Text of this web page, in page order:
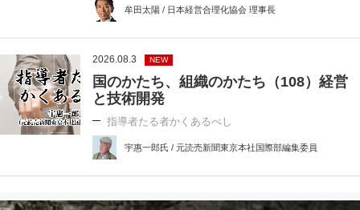
牟田太陽 / 日本経営合理化協会 理事長
2026.08.3 NEW
国のかたち、組織のかたち（108）経営
と技術開発
指導者たる者かくあるべし
宇惠一郎氏 / 元読売新聞東京本社国際部編集委員